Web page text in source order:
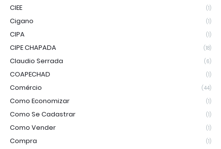
CIEE (1)
Cigano (1)
CIPA (1)
CIPE CHAPADA (18)
Claudio Serrada (6)
COAPECHAD (1)
Comércio (44)
Como Economizar (1)
Como Se Cadastrar (1)
Como Vender (1)
Compra (1)